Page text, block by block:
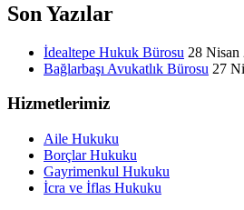
Son Yazılar
İdealtepe Hukuk Bürosu 28 Nisan
Bağlarbaşı Avukatlık Bürosu 27
Hizmetlerimiz
Aile Hukuku
Borçlar Hukuku
Gayrimenkul Hukuku
İcra ve İflas Hukuku